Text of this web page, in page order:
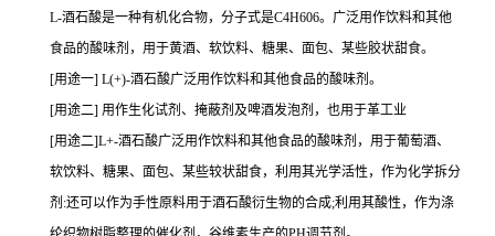
L-酒石酸是一种有机化合物，分子式是C4H606。广泛用作饮料和其他
食品的酸味剂，用于黄酒、软饮料、糖果、面包、某些胶状甜食。
[用途一] L(+)-酒石酸广泛用作饮料和其他食品的酸味剂。
[用途二] 用作生化试剂、掩蔽剂及啤酒发泡剂，也用于革工业
[用途二]L+-酒石酸广泛用作饮料和其他食品的酸味剂，用于葡萄酒、
软饮料、糖果、面包、某些较状甜食，利用其光学活性，作为化学拆分
剂:还可以作为手性原料用于酒石酸衍生物的合成;利用其酸性，作为涤